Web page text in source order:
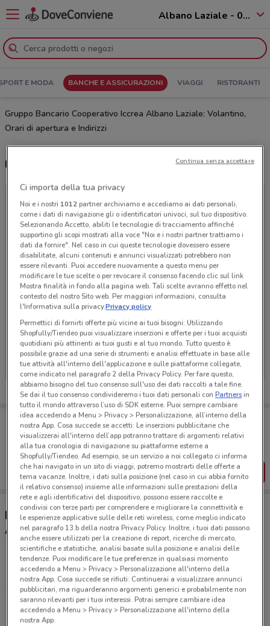
Albano Laziale - 00041
E MODA BANCHE E ASSICURAZIONI VIAGGI RISTORANTI
Gruppo Bancario Cooperativo Iccrea Albano Laziale: Volantino,
Orari di apertura e Indirizzi
Ultime offerte del volantino Gruppo Bancario Cooperativo Iccrea
Ci dispiace, al momento non abbiamo pubblicato
volantini nella tua zona. Riprova più tardi.
Porta DoveConviene sempre con te!
Puoi trovare le migliori offerte dei negozi vicino a te,
salvarle e creare la tua lista del risparmio, comodamente
dal tuo cellulare.
SCARICA L’APP
Negozi Gruppo Bancario Cooperativo Iccrea a
Albano Laziale
Viale Antonietta Chigi, 4/A Ariccia
1.2 km
CHIUSO
Via Nettunense Km, 114/116 Albano Laziale
3 km
CHIUSO
Ci importa della tua privacy
Noi e i nostri 1012partner archiviamo e accediamo ai dati personali,
come i dati di navigazione gli o identificatori univoci, sul tuo dispositivo.
Selezionando Accetto, abiliti le tecnologie di tracciamento affinché
supportino gli scopi mostrati alla voce "Noi e i nostri partner trattiamo i
dati da fornire". Nel caso in cui queste tecnologie dovessero essere
disabilitate, alcuni contenuti e annunci visualizzati potrebbero non
essere rilevanti. Puoi accedere nuovamente a questo menu per
modificare le tue scelte o per revocare il consenso facendo clic sul link
Mostra finalità in fondo alla pagina web. Tali scelte avranno effetto nel
contesto del nostro Sito web. Per maggiori informazioni, consulta
l'Informativa sulla privacy.Privacy policy
Permettici di fornirti offerte più vicine ai tuoi bisogni: Utilizzando
Shopfully/Tiendeo puoi visualizzare inserzioni e offerte per i tuoi acquisti
quotidiani più attinenti ai tuoi gusti e al tuo mondo. Tutto questo è
possibile grazie ad una serie di strumenti e analisi effettuate in base alle
tue attività all'interno dell'applicazione e sulle piattaforme collegate,
come indicato nel paragrafo 2 della Privacy Policy. Per fare questo,
abbiamo bisogno del tuo consenso sull'uso dei dati raccolti a tale fine.
Se dai il tuo consenso condivideremo i tuoi dati personali conPartnersin
tutto il mondo attraverso l’uso di SDK esterne. Puoi sempre cambiare
idea accedendo a Menu > Privacy > Personalizzazione, all’interno della
nostra App. Cosa succede se accetti: Le inserzioni pubblicitarie che
visualizzerai all'interno dell’app potranno trattare di argomenti relativi
alla tua cronologia di navigazione su piattaforme esterne a
Shopfully/Tiendeo. Ad esempio, se un servizio a noi collegato ci informa
che hai navigato in un sito di viaggi, potremo mostrarti delle offerte a
tema vacanze. Inoltre, i dati sulla posizione (nel caso in cui abbia fornito
il relativo consenso) insieme alle informazioni sulle prestazioni della
rete e agli identificativi del dispositivo, possono essere raccolte e
condivisi con terze parti per comprendere e migliorare la connettività e
le esperienze applicative sulle delle reti wireless, come meglio indicato
nel paragrafo 13.b della nostra Privacy Policy. Inoltre, i tuoi dati possono
anche essere utilizzati per la creazione di report, ricerche di mercato,
scientifiche e statistiche, analisi basate sulla posizione e analisi delle
tendenze. Puoi modificare le tue preferenze in qualsiasi momento
accedendo a Menu > Privacy > Personalizzazione all'interno della
nostra App. Cosa succede se rifiuti: Continuerai a visualizzare annunci
pubblicitari, ma riguarderanno argomenti generici e probabilmente non
saranno rilevanti per i tuoi interessi. Potrai sempre cambiare idea
accedendo a Menu > Privacy > Personalizzazione all'interno della
nostra App.
Continua senza accettare